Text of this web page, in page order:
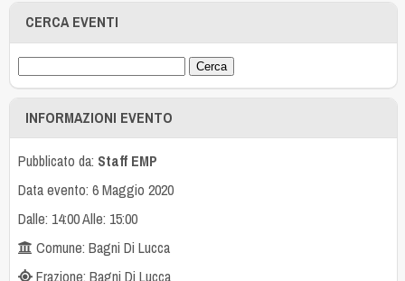
CERCA EVENTI
INFORMAZIONI EVENTO
Pubblicato da: Staff EMP
Data evento: 6 Maggio 2020
Dalle: 14:00 Alle: 15:00
Comune: Bagni Di Lucca
Frazione: Bagni Di Lucca